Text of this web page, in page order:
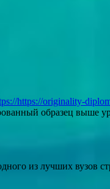
https://originality-
образец выше
из лучших вузов